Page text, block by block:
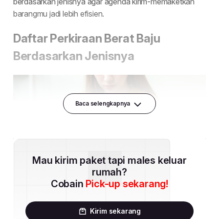
Baca selengkapnya
Mau kirim paket tapi males keluar
rumah?
Cobain Pick-up sekarang!
Kirim sekarang